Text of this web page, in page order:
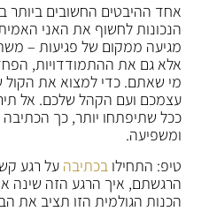
אחד ההיבטים החשובים ביותר
הנכונות לחשוף את האני
מגיעה ממקום של פגיעות –
אלא גם את ההתמודדויות,
מי שאתם. כדי למצוא את הקול
עצמכם ועם הקהל שלכם. אל
ככל שתיפתחו יותר, כך
ומשפיעה.
טיפ: התחילו בכתיבה על רגע
הרגשתם, איך הרגע הזה שינה
הכנות הגולמית הזו תציב את